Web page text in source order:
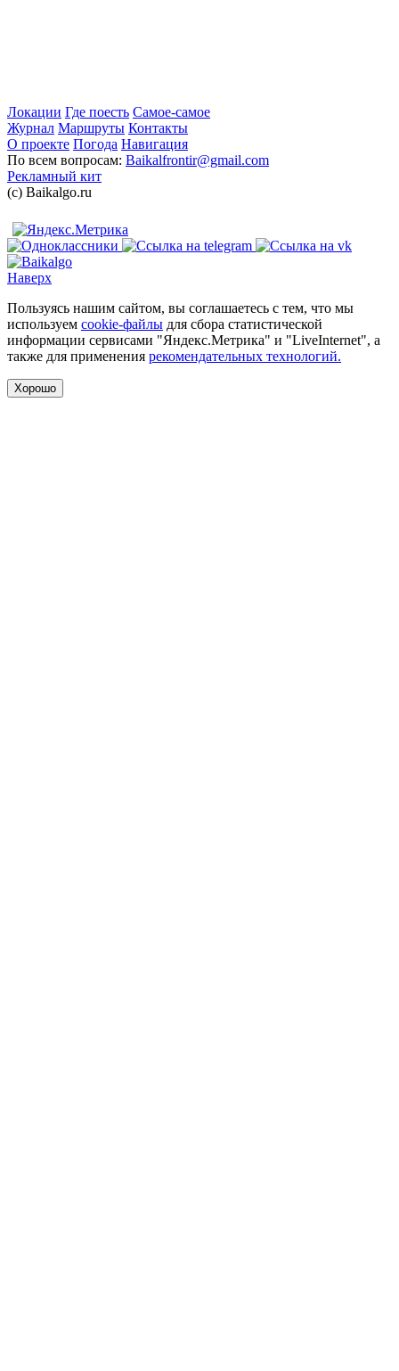
Локации Где поесть Самое-самое
Журнал Маршруты Контакты
О проекте Погода Навигация
По всем вопросам: Baikalfrontir@gmail.com
Рекламный кит
(с) Baikalgo.ru
Наверх
Пользуясь нашим сайтом, вы соглашаетесь с тем, что мы
используем cookie-файлы для сбора статистической
информации сервисами "Яндекс.Метрика" и "LiveInternet", а
также для применения рекомендательных технологий.
Хорошо